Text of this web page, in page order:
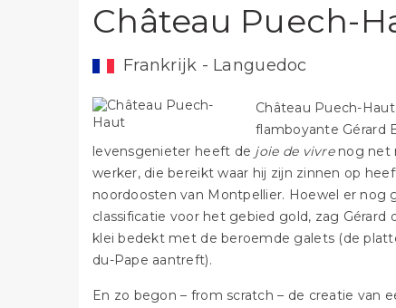
Château Puech-
Frankrijk - Languedoc
Château Puech-
flamboyante Gérard
levensgenieter heeft de joie de vivrenog net
werker, die bereikt waar hij zijn zinnen op
noordoosten van Montpellier. Hoewel er nog
classificatie voor het gebied gold, zag
klei bedekt met de beroemde galets (de
du-Pape aantreft).
En zo begon – from scratch – de creatie van